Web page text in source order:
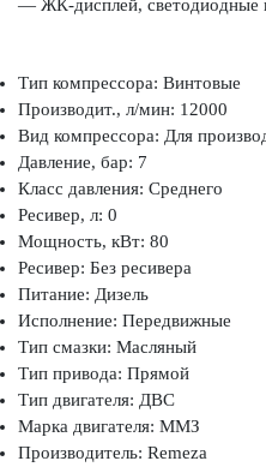
— ЖК-дисплей, светодиодные
Тип компрессора: Винтовые
Производит., л/мин: 12000
Вид компрессора: Для
Давление, бар: 7
Класс давления: Среднего
Ресивер, л: 0
Мощность, кВт: 80
Ресивер: Без ресивера
Питание: Дизель
Исполнение: Передвижные
Тип смазки: Масляный
Тип привода: Прямой
Тип двигателя: ДВС
Марка двигателя: ММЗ
Производитель: Remeza